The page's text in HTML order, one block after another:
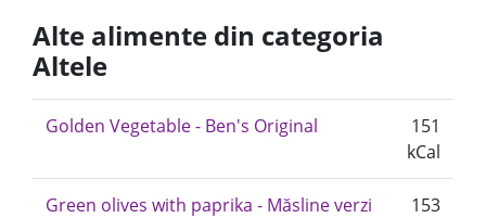
Alte alimente din categoria
Altele
Golden Vegetable - Ben's Original
151
kCal
Green olives with paprika - Măsline verzi
153